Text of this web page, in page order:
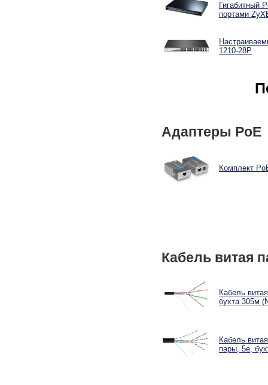
Гигабитный
портами
1210-28P
Адаптеры PoE
Комплект
Кабель витая
Кабель
бухта 305м
Кабель
пары, 5e,